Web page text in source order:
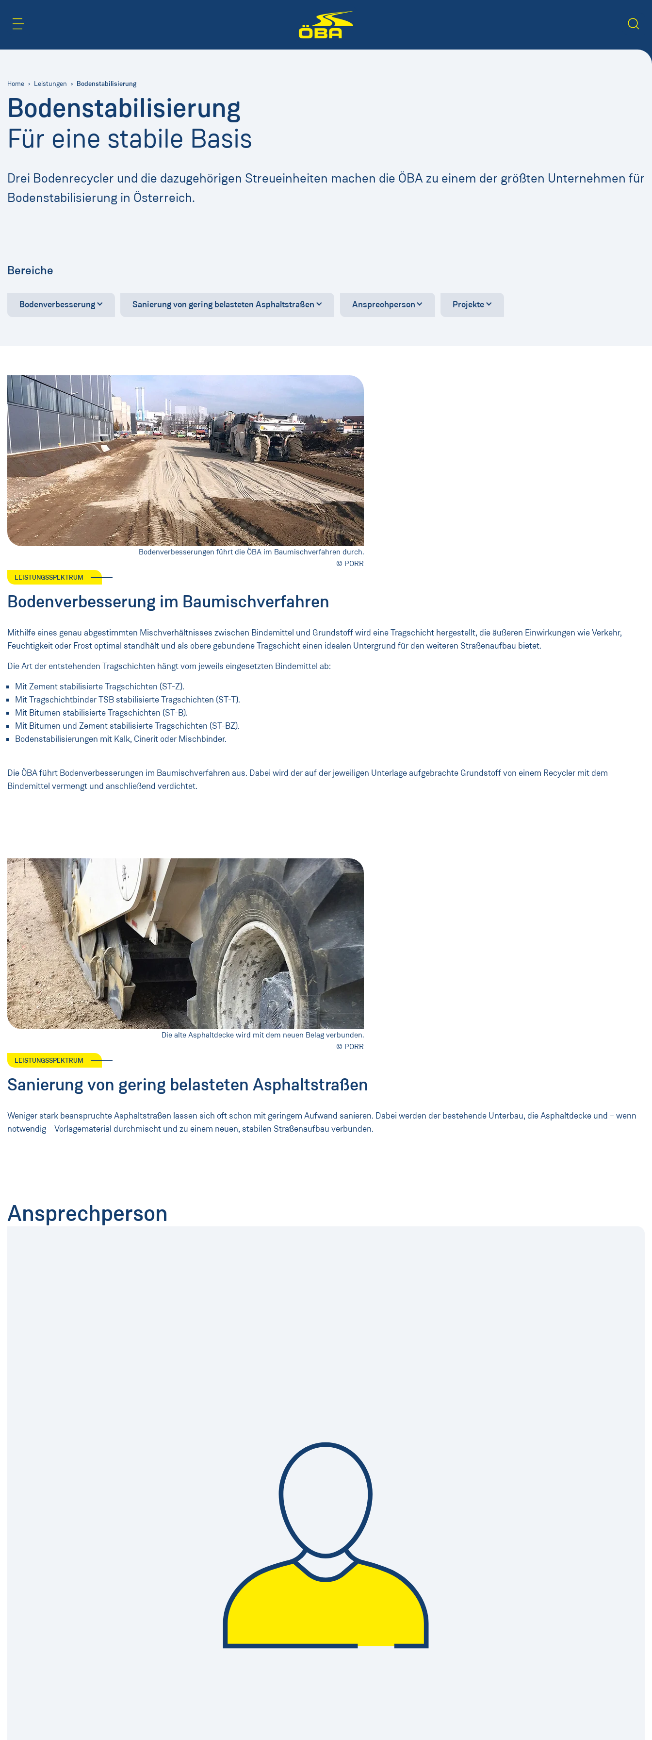
Home Leistungen Bodenstabilisierung
Bodenstabilisierung
Für eine stabile Basis
Drei Bodenrecycler und die dazugehörigen Streueinheiten machen die ÖBA zu einem der größten Unternehmen für
Bodenstabilisierung in Österreich.
Bereiche
Bodenverbesserung Sanierung von gering belasteten Asphaltstraßen Ansprechperson Projekte
Bodenverbesserungen führt die ÖBA im Baumischverfahren durch.
© PORR
LEISTUNGSSPEKTRUM
Bodenverbesserung im Baumischverfahren
Mithilfe eines genau abgestimmten Mischverhältnisses zwischen Bindemittel und Grundstoff wird eine Tragschicht hergestellt, die äußeren Einwirkungen wie Verkehr,
Feuchtigkeit oder Frost optimal standhält und als obere gebundene Tragschicht einen idealen Untergrund für den weiteren Straßenaufbau bietet.
Die Art der entstehenden Tragschichten hängt vom jeweils eingesetzten Bindemittel ab:
Mit Zement stabilisierte Tragschichten (ST-Z).
Mit Tragschichtbinder TSB stabilisierte Tragschichten (ST-T).
Mit Bitumen stabilisierte Tragschichten (ST-B).
Mit Bitumen und Zement stabilisierte Tragschichten (ST-BZ).
Bodenstabilisierungen mit Kalk, Cinerit oder Mischbinder.
Die ÖBA führt Bodenverbesserungen im Baumischverfahren aus. Dabei wird der auf der jeweiligen Unterlage aufgebrachte Grundstoff von einem Recycler mit dem
Bindemittel vermengt und anschließend verdichtet.
Die alte Asphaltdecke wird mit dem neuen Belag verbunden.
© PORR
LEISTUNGSSPEKTRUM
Sanierung von gering belasteten Asphaltstraßen
Weniger stark beanspruchte Asphaltstraßen lassen sich oft schon mit geringem Aufwand sanieren. Dabei werden der bestehende Unterbau, die Asphaltdecke und – wenn
notwendig – Vorlagematerial durchmischt und zu einem neuen, stabilen Straßenaufbau verbunden.
Ansprechperson